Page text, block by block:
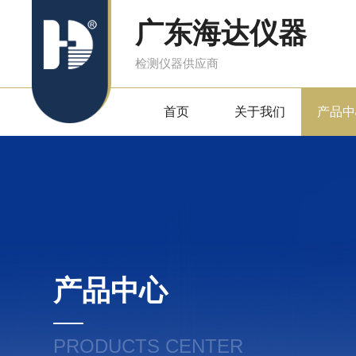
广东海达仪器
检测仪器供应商
首页 关于我们 产品
产品中心
PRODUCTS CENTER